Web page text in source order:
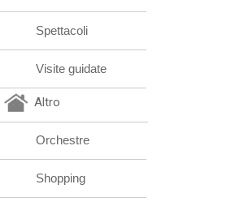
Spettacoli
Visite guidate
Altro
Orchestre
Shopping